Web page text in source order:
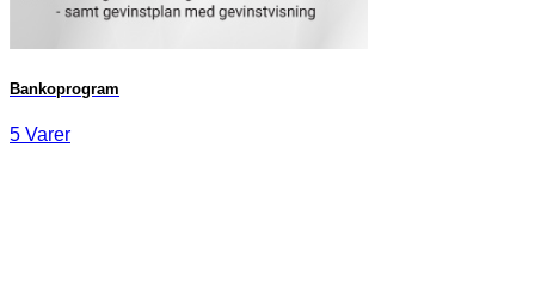
Bankoprogram
5 Varer